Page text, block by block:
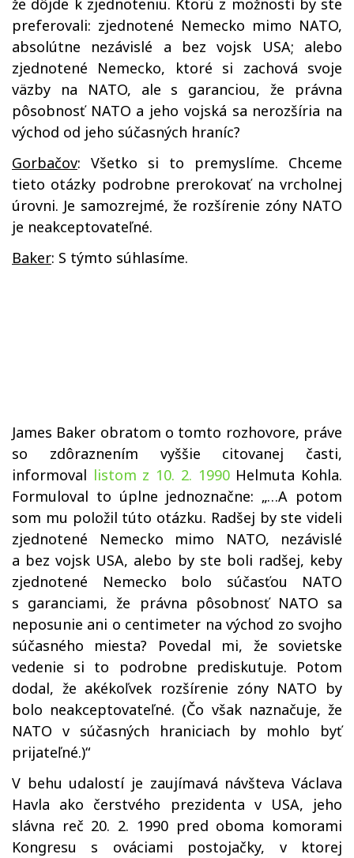
že dôjde k zjednoteniu. Ktorú z možností by ste
preferovali: zjednotené Nemecko mimo NATO,
absolútne nezávislé a bez vojsk USA; alebo
zjednotené Nemecko, ktoré si zachová svoje
väzby na NATO, ale s garanciou, že právna
pôsobnosť NATO a jeho vojská sa nerozšíria na
východ od jeho súčasných hraníc?
Gorbačov: Všetko si to premyslíme. Chceme
tieto otázky podrobne prerokovať na vrcholnej
úrovni. Je samozrejmé, že rozšírenie zóny NATO
je neakceptovateľné.
Baker: S týmto súhlasíme.
James Baker obratom o tomto rozhovore, práve
so zdôraznením vyššie citovanej časti,
informoval listom z 10. 2. 1990Helmuta Kohla.
Formuloval to úplne jednoznačne: „…A potom
som mu položil túto otázku. Radšej by ste videli
zjednotené Nemecko mimo NATO, nezávislé
a bez vojsk USA, alebo by ste boli radšej, keby
zjednotené Nemecko bolo súčasťou NATO
s garanciami, že právna pôsobnosť NATO sa
neposunie ani o centimeter na východ zo svojho
súčasného miesta? Povedal mi, že sovietske
vedenie si to podrobne prediskutuje. Potom
dodal, že akékoľvek rozšírenie zóny NATO by
bolo neakceptovateľné. (Čo však naznačuje, že
NATO v súčasných hraniciach by mohlo byť
prijateľné.)“
V behu udalostí je zaujímavá návšteva Václava
Havla ako čerstvého prezidenta v USA, jeho
slávna reč 20. 2. 1990 pred oboma komorami
Kongresu s ováciami postojačky, v ktorej